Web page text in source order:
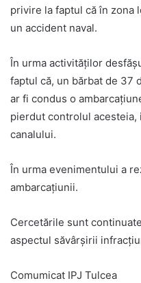
privire la faptul că în zona
un accident naval.
În urma activităților
faptul că, un bărbat de 37
ar fi condus o
pierdut controlul
canalului.
În urma evenimentului a
ambarcațiunii.
Cercetările sunt
aspectul săvârșirii
Comumicat IPJ Tulcea